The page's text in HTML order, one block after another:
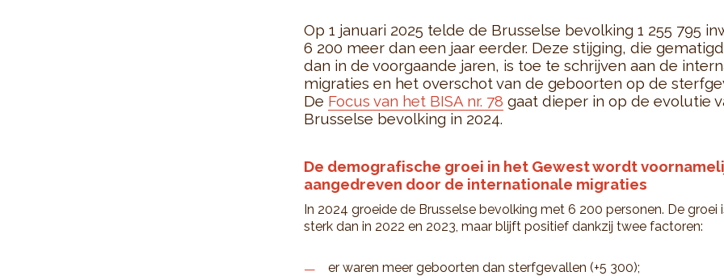
Op 1 januari 2025 telde de Brusselse bevolking 1 255 795
6 200 meer dan een jaar eerder. Deze stijging, die
dan in de voorgaande jaren, is toe te schrijven aan de
migraties en het overschot van de geboorten op de
De Focus van het BISA nr. 78 gaat dieper in op de evolutie
Brusselse bevolking in 2024.
De demografische groei in het Gewest wordt
aangedreven door de internationale migraties
In 2024 groeide de Brusselse bevolking met 6 200 personen. De groei
sterk dan in 2022 en 2023, maar blijft positief dankzij twee factoren:
er waren meer geboorten dan sterfgevallen (+5 300);